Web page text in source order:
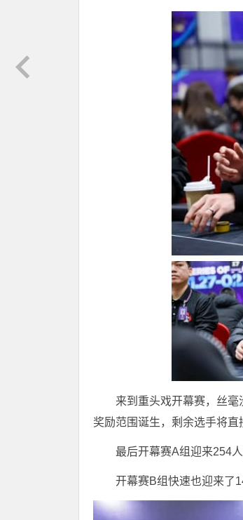
来到重头戏开幕赛，丝
奖励范围诞生，剩余选手将直
最后开幕赛A组迎来254
开幕赛B组快速也迎来了